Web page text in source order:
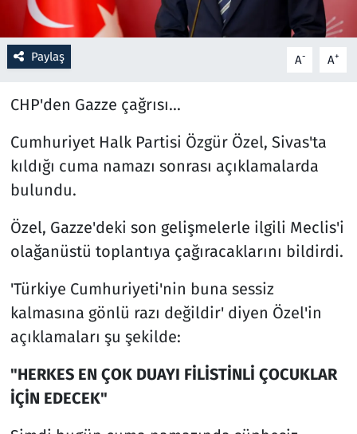
Paylaş A- A+
CHP'den Gazze çağrısı...
Cumhuriyet Halk Partisi Özgür Özel, Sivas'ta
kıldığı cuma namazı sonrası açıklamalarda
bulundu.
Özel, Gazze'deki son gelişmelerle ilgili Meclis'i
olağanüstü toplantıya çağıracaklarını bildirdi.
'Türkiye Cumhuriyeti'nin buna sessiz
kalmasına gönlü razı değildir' diyen Özel'in
açıklamaları şu şekilde:
"HERKES EN ÇOK DUAYI FİLİSTİNLİ ÇOCUKLAR
İÇİN EDECEK"
Savunma Sanayi
Seçim 2023
Spor
Teknoloji ve Bilim
Televizyon